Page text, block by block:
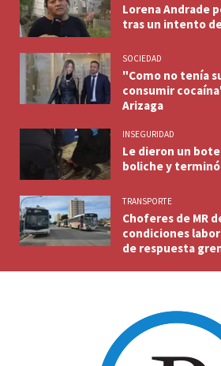
Lorena Andrade
tras un intento
SOCIEDAD
"Como no tenía
consumir
Arizaga
INSEGURIDAD
Le dieron un
boliche y
TRANSPORTE
Choferes de MR
condiciones
de respuesta